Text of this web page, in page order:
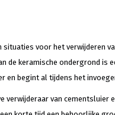
voor het verwijderen
de keramische ondergrond is
en begint al tijdens het
verwijderaar van cementsluier